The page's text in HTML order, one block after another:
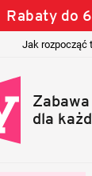
Rabaty do
Jak rozpocząć